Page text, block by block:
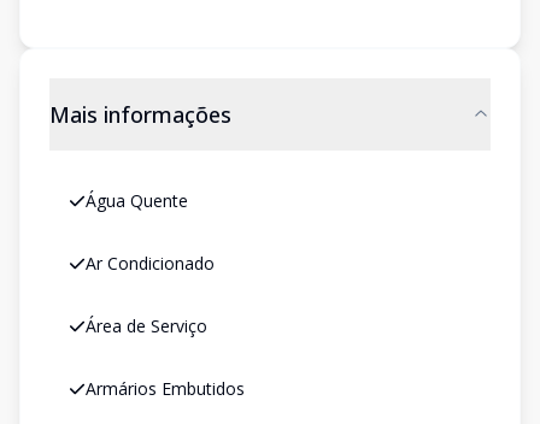
Mais informações
Água Quente
Ar Condicionado
Área de Serviço
Armários Embutidos